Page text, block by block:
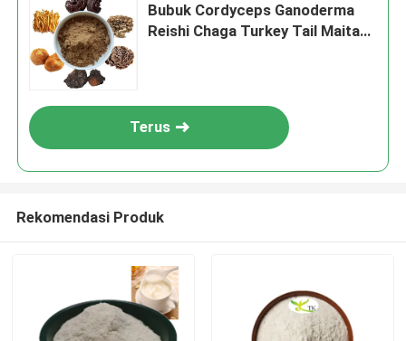
Bubuk Cordyceps Ganoderma
Reishi Chaga Turkey Tail Maitake
Terus
Rekomendasi Produk